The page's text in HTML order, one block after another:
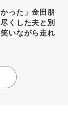
った」金田朋
くした夫と別
いながら走れ